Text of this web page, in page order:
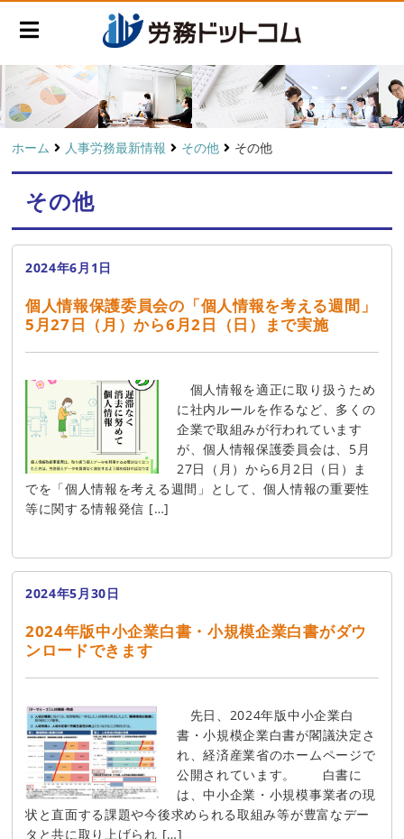
ホーム 人事労務最新情報 その他 その他
その他
2024年6月1日
個人情報保護委員会の「個人情報を考える週間」
5月27日（月）から6月2日（日）まで実施
個人情報を適正に取り扱うため
に社内ルールを作るなど、多くの
企業で取組みが行われています
が、個人情報保護委員会は、5月
27日（月）から6月2日（日）ま
でを「個人情報を考える週間」として、個人情報の重要性
等に関する情報発信 […]
2024年5月30日
2024年版中小企業白書・小規模企業白書がダウ
ンロードできます
先日、2024年版中小企業白
書・小規模企業白書が閣議決定さ
れ、経済産業省のホームページで
公開されています。 白書に
は、中小企業・小規模事業者の現
状と直面する課題や今後求められる取組み等が豊富なデー
タと共に取り上げられ […]